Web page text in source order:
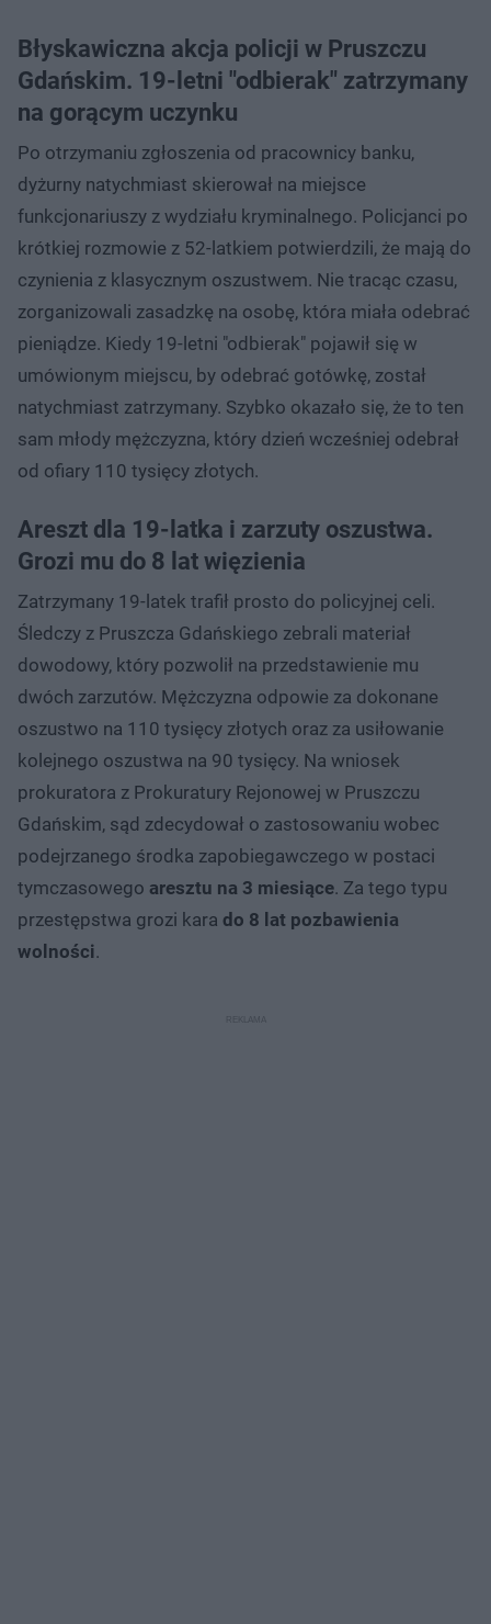
Błyskawiczna akcja policji w Pruszczu
Gdańskim. 19-letni "odbierak" zatrzymany
na gorącym uczynku
Po otrzymaniu zgłoszenia od pracownicy banku,
dyżurny natychmiast skierował na miejsce
funkcjonariuszy z wydziału kryminalnego. Policjanci po
krótkiej rozmowie z 52-latkiem potwierdzili, że mają do
czynienia z klasycznym oszustwem. Nie tracąc czasu,
zorganizowali zasadzkę na osobę, która miała odebrać
pieniądze. Kiedy 19-letni "odbierak" pojawił się w
umówionym miejscu, by odebrać gotówkę, został
natychmiast zatrzymany. Szybko okazało się, że to ten
sam młody mężczyzna, który dzień wcześniej odebrał
od ofiary 110 tysięcy złotych.
Areszt dla 19-latka i zarzuty oszustwa.
Grozi mu do 8 lat więzienia
Zatrzymany 19-latek trafił prosto do policyjnej celi.
Śledczy z Pruszcza Gdańskiego zebrali materiał
dowodowy, który pozwolił na przedstawienie mu
dwóch zarzutów. Mężczyzna odpowie za dokonane
oszustwo na 110 tysięcy złotych oraz za usiłowanie
kolejnego oszustwa na 90 tysięcy. Na wniosek
prokuratora z Prokuratury Rejonowej w Pruszczu
Gdańskim, sąd zdecydował o zastosowaniu wobec
podejrzanego środka zapobiegawczego w postaci
tymczasowego aresztu na 3 miesiące. Za tego typu
przestępstwa grozi kara do 8 lat pozbawienia
wolności.